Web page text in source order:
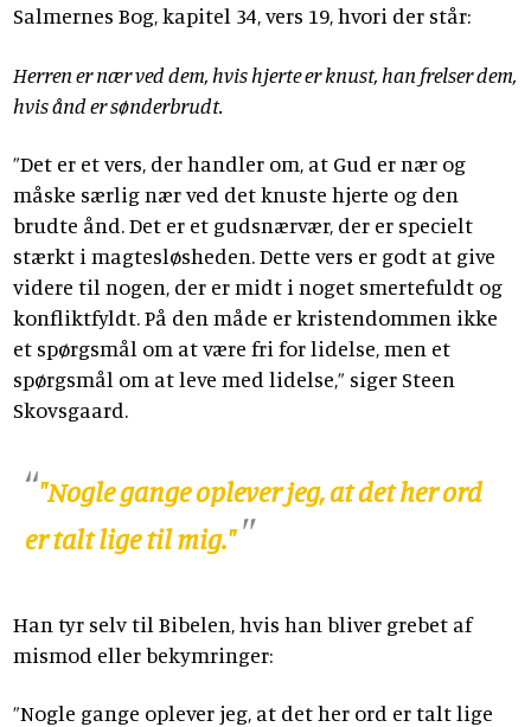
Salmernes Bog, kapitel 34, vers 19, hvori der står:
Herren er nær ved dem, hvis hjerte er knust, han frelser dem,
hvis ånd er sønderbrudt.
”Det er et vers, der handler om, at Gud er nær og
måske særlig nær ved det knuste hjerte og den
brudte ånd. Det er et gudsnærvær, der er specielt
stærkt i magtesløsheden. Dette vers er godt at give
videre til nogen, der er midt i noget smertefuldt og
konfliktfyldt. På den måde er kristendommen ikke
et spørgsmål om at være fri for lidelse, men et
spørgsmål om at leve med lidelse,” siger Steen
Skovsgaard.
"Nogle gange oplever jeg, at det her ord
er talt lige til mig."
Han tyr selv til Bibelen, hvis han bliver grebet af
mismod eller bekymringer:
”Nogle gange oplever jeg, at det her ord er talt lige